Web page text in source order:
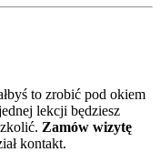
to zrobić pod okiem
lekcji będziesz
Zamów wizytę
kontakt.